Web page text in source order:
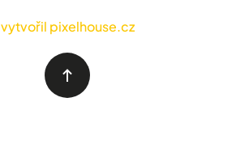
vytvořil pixelhouse.cz